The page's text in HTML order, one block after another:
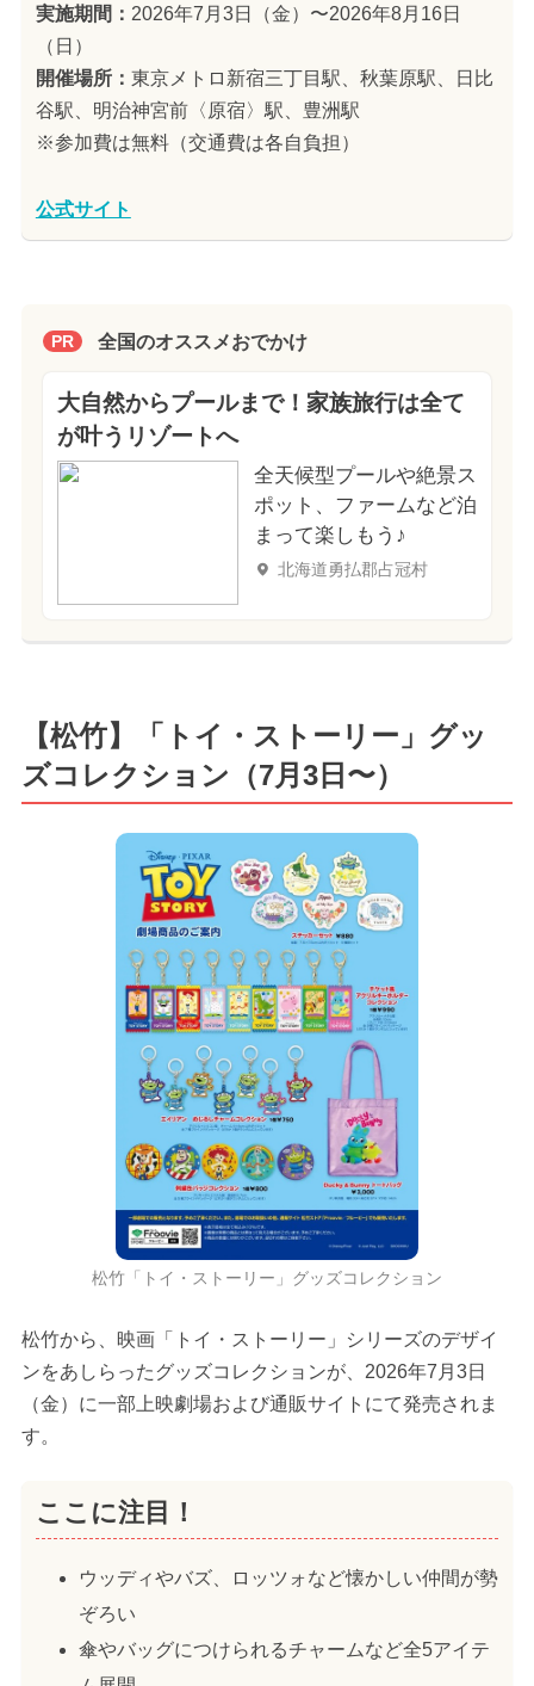
実施期間： 2026年7月3日（金）〜2026年8月16日
（日）
開催場所： 東京メトロ新宿三丁目駅、秋葉原駅、日比
谷駅、明治神宮前〈原宿〉駅、豊洲駅
※参加費は無料（交通費は各自負担）
公式サイト
PR 全国のオススメおでかけ
大自然からプールまで！家族旅行は全て
が叶うリゾートへ
全天候型プールや絶景ス
ポット、ファームなど泊
まって楽しもう♪
北海道勇払郡占冠村
【松竹】「トイ・ストーリー」グッ
ズコレクション（7月3日〜）
松竹「トイ・ストーリー」グッズコレクション
松竹から、映画「トイ・ストーリー」シリーズのデザイ
ンをあしらったグッズコレクションが、2026年7月3日
（金）に一部上映劇場および通販サイトにて発売されま
す。
ここに注目！
ウッディやバズ、ロッツォなど懐かしい仲間が勢
ぞろい
傘やバッグにつけられるチャームなど全5アイテ